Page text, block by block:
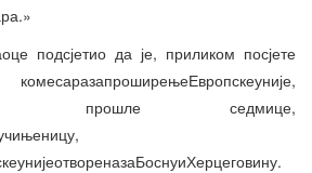
подсјетио да је, приликом посјете
прошле седмице,